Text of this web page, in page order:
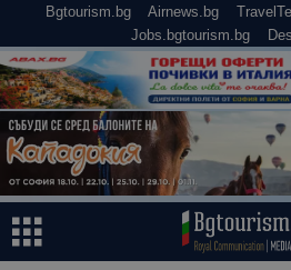
Bgtourism.bg Airnews.bg
Jobs.bgtourism.bg